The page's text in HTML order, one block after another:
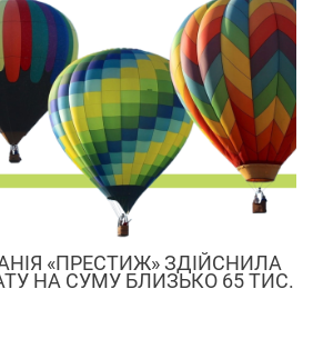
«ПРЕСТИЖ» ЗДІЙСНИЛА
НА СУМУ БЛИЗЬКО 65 ТИС.